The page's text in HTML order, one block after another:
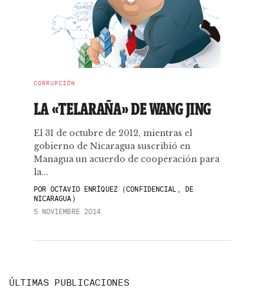
CORRUPCIÓN
LA «TELARAÑA» DE WANG JING
El 31 de octubre de 2012, mientras el
gobierno de Nicaragua suscribió en
Managua un acuerdo de cooperación para
la...
POROCTAVIO ENRÍQUEZ (CONFIDENCIAL, DE
NICARAGUA)
5 NOVIEMBRE 2014
ÚLTIMAS PUBLICACIONES